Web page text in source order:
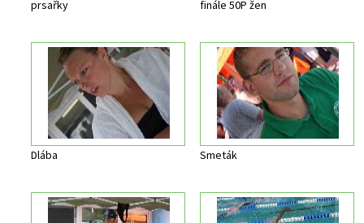
prsařky finále 50P žen
Dlába Smeták